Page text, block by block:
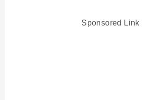
Sponsored Link